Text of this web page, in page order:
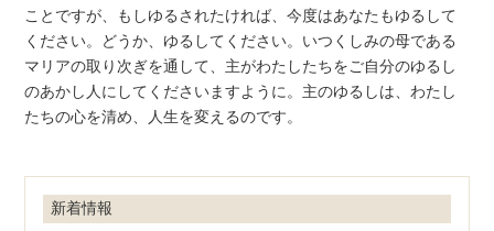
ことですが、もしゆるされたければ、今度はあなたもゆるして
ください。どうか、ゆるしてください。いつくしみの母である
マリアの取り次ぎを通して、主がわたしたちをご自分のゆるし
のあかし人にしてくださいますように。主のゆるしは、わたし
たちの心を清め、人生を変えるのです。
新着情報